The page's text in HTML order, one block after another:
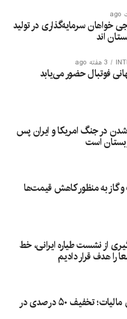
خواهان سرمایه‌گذاری در تولید
اند
3 هفته ago
فوتبال حضور می‌یابد
شدن در جنگ امریکا و ایران پس
است
گاز به منظور کاهش قیمت‌ها
از نشست طیاره ایرانی، خط
را هدف قرار دادیم
فرمان تازه برای کاهش مالیات؛ تخفیف ۵۰ درصدی در